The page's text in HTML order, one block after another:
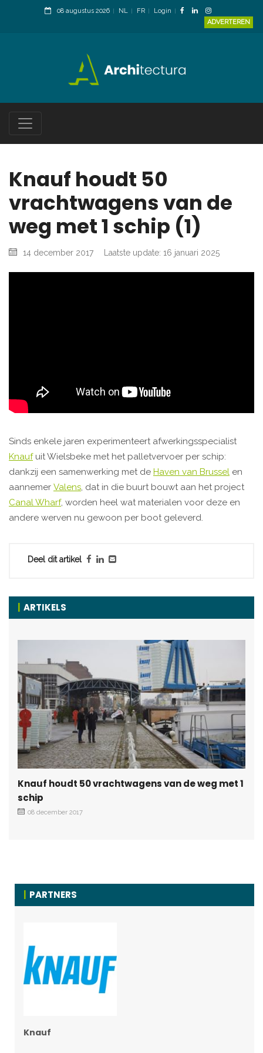
08 augustus 2026 NL FR
Login
ADVERTEREN
Knauf houdt 50
vrachtwagens van de
weg met 1 schip (1)
14 december 2017 Laatste update: 16 januari 2025
Sinds enkele jaren experimenteert afwerkingsspecialist
Knaufuit Wielsbeke met het palletvervoer per schip:
dankzij een samenwerking met de Haven van Brussel en
aannemer Valens, dat in die buurt bouwt aan het project
Canal Wharf, worden heel wat materialen voor deze en
andere werven nu gewoon per boot geleverd.
Deel dit artikel
ARTIKELS
Knauf houdt 50 vrachtwagens van de weg met 1
schip
08 december 2017
PARTNERS
Knauf